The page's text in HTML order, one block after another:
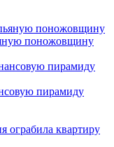
поножовщину
пирамиду